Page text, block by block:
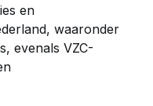
en
waaronder
evenals VZC-